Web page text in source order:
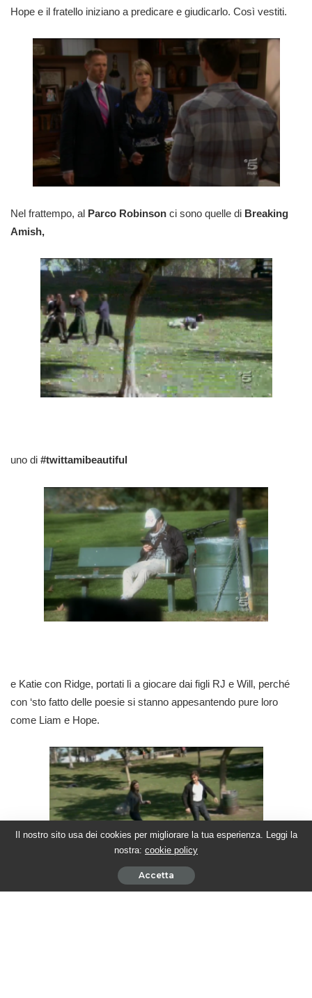
Hope e il fratello iniziano a predicare e giudicarlo. Così vestiti.
Nel frattempo, al Parco Robinson ci sono quelle di Breaking
Amish,
uno di #twittamibeautiful
e Katie con Ridge, portati lì a giocare dai figli RJ e Will, perché
con ‘sto fatto delle poesie si stanno appesantendo pure loro
come Liam e Hope.
Il nostro sito usa dei cookies per migliorare la tua esperienza. Leggi la
nostra: cookie policy
Accetta